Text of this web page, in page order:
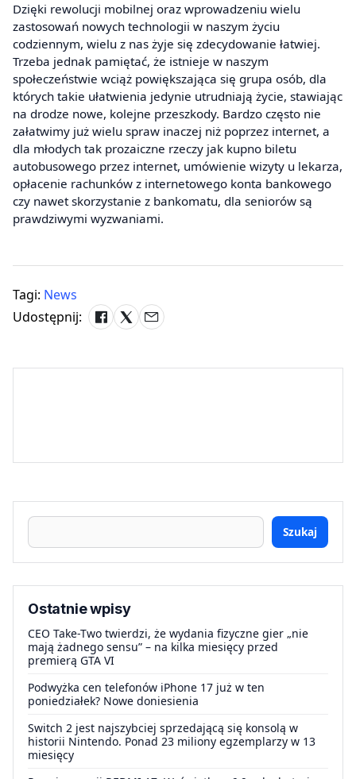
Dzięki rewolucji mobilnej oraz wprowadzeniu wielu
zastosowań nowych technologii w naszym życiu
codziennym, wielu z nas żyje się zdecydowanie łatwiej.
Trzeba jednak pamiętać, że istnieje w naszym
społeczeństwie wciąż powiększająca się grupa osób, dla
których takie ułatwienia jedynie utrudniają życie, stawiając
na drodze nowe, kolejne przeszkody. Bardzo często nie
załatwimy już wielu spraw inaczej niż poprzez internet, a
dla młodych tak prozaiczne rzeczy jak kupno biletu
autobusowego przez internet, umówienie wizyty u lekarza,
opłacenie rachunków z internetowego konta bankowego
czy nawet skorzystanie z bankomatu, dla seniorów są
prawdziwymi wyzwaniami.
Tagi: News
Udostępnij:
Szukaj
Ostatnie wpisy
CEO Take-Two twierdzi, że wydania fizyczne gier „nie
mają żadnego sensu” – na kilka miesięcy przed
premierą GTA VI
Podwyżka cen telefonów iPhone 17 już w ten
poniedziałek? Nowe doniesienia
Switch 2 jest najszybciej sprzedającą się konsolą w
historii Nintendo. Ponad 23 miliony egzemplarzy w 13
miesięcy